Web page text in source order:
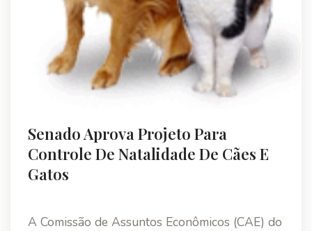
Senado Aprova Projeto Para
Controle De Natalidade De Cães E
Gatos
A Comissão de Assuntos Econômicos (CAE) do